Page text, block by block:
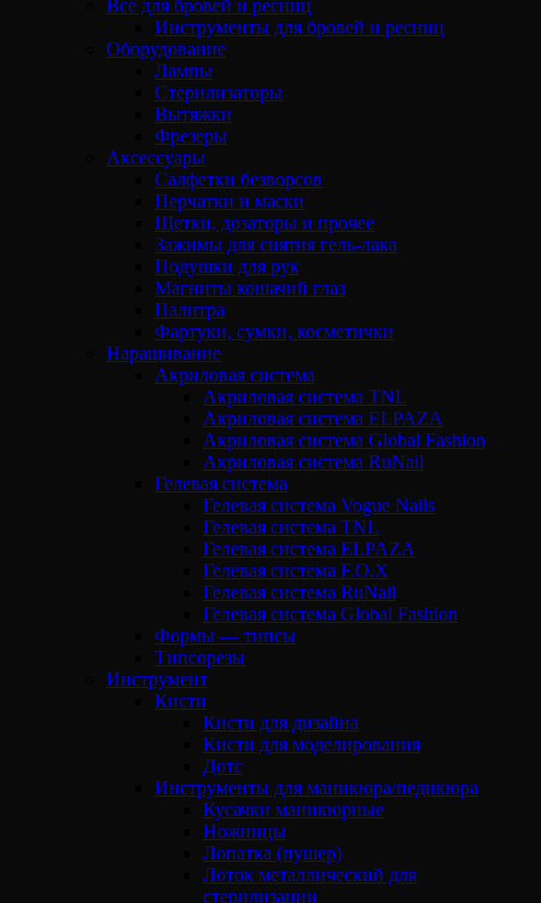
Все для бровей и ресниц
Инструменты для бровей и ресниц
Оборудование
Лампы
Стерилизаторы
Вытяжки
Фрезеры
Аксессуары
Салфетки безворсов
Перчатки и маски
Щетки, дозаторы и прочее
Зажимы для снятия гель-лака
Подушки для рук
Магниты кошачий глаз
Палитра
Фартуки, сумки, косметички
Наращивание
Акриловая система
Акриловая система TNL
Акриловая система ELPAZA
Акриловая система Global Fashion
Акриловая система RuNail
Гелевая система
Гелевая система Vogue Nails
Гелевая система TNL
Гелевая система ELPAZA
Гелевая система F.O.X
Гелевая система RuNail
Гелевая система Global Fashion
Формы — типсы
Типсорезы
Инструмент
Кисти
Кисти для дизайна
Кисти для моделирования
Дотс
Инструменты для маникюра/педикюра
Кусачки маникюрные
Ножницы
Лопатка (пушер)
Лоток металлический для
стерилизации